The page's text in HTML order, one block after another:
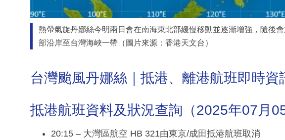
熱帶氣旋丹娜絲今明兩日會在南海東北部緩慢移動並逐漸增強，隨後
部沿岸至台灣海峽一帶（圖片來源：香港天文台）
台灣颱風丹娜絲｜抵港、離港航班即時資
抵港航班資料及狀況查詢（2025年07月
20:15 – 大灣區航空 HB 321由東京/成田抵港航班取消